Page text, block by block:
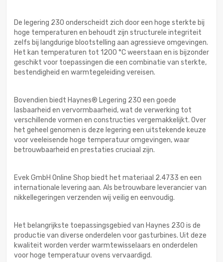
De legering 230 onderscheidt zich door een hoge sterkte bij
hoge temperaturen en behoudt zijn structurele integriteit
zelfs bij langdurige blootstelling aan agressieve omgevingen.
Het kan temperaturen tot 1200 °C weerstaan en is bijzonder
geschikt voor toepassingen die een combinatie van sterkte,
bestendigheid en warmtegeleiding vereisen.
Bovendien biedt Haynes® Legering 230 een goede
lasbaarheid en vervormbaarheid, wat de verwerking tot
verschillende vormen en constructies vergemakkelijkt. Over
het geheel genomen is deze legering een uitstekende keuze
voor veeleisende hoge temperatuur omgevingen, waar
betrouwbaarheid en prestaties cruciaal zijn.
Evek GmbH Online Shop biedt het materiaal 2.4733 en een
internationale levering aan. Als betrouwbare leverancier van
nikkellegeringen verzenden wij veilig en eenvoudig.
Het belangrijkste toepassingsgebied van Haynes 230 is de
productie van diverse onderdelen voor gasturbines. Uit deze
kwaliteit worden verder warmtewisselaars en onderdelen
voor hoge temperatuur ovens vervaardigd.